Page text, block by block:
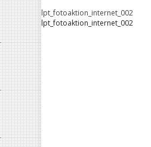
lpt_fotoaktion_internet_002
lpt_fotoaktion_internet_002